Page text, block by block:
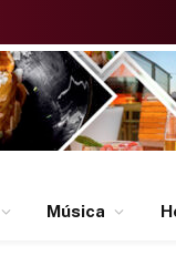
Música